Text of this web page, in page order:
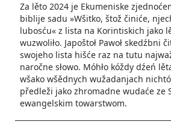
Za lěto 2024 je Ekumeniske
biblije sadu »Wšitko, štož činiće,
lubosću« z lista na Korintiskich jako
wuzwoliło. Japoštoł Pawoł skedźbni
swojeho lista hišće raz na tutu
naročne słowo. Móhło kóždy dźeń
wšako wšědnych wužadanjach
předleži jako zhroma­dne wudaće ze
ewangelskim towarstwom.